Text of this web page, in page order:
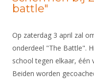
battle"
Op zaterdag 3 april zal
onderdeel "The Battle".
school tegen elkaar, één
Beiden worden